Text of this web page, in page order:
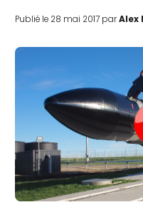
Publié le 28 mai 2017 parAlex